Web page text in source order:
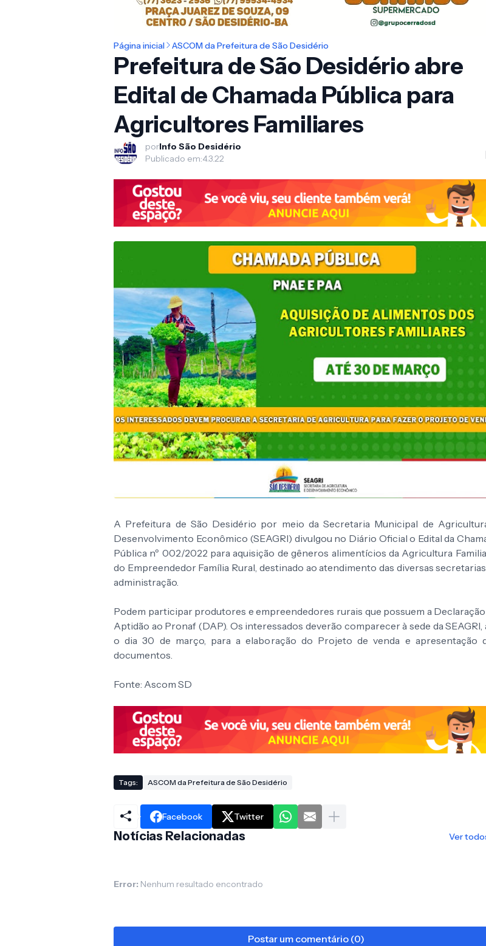
Página inicial ASCOM da Prefeitura de São Desidério
Prefeitura de São Desidério abre
Edital de Chamada Pública para
Agricultores Familiares
porInfo São Desidério
Publicado em:4.3.22
A Prefeitura de São Desidério por meio da Secretaria Municipal de
Desenvolvimento Econômico (SEAGRI) divulgou no Diário Oficial o Edital da
Pública nº 002/2022 para aquisição de gêneros alimentícios da Agricultura
do Empreendedor Família Rural, destinado ao atendimento das diversas
administração.
Podem participar produtores e empreendedores rurais que possuem a
Aptidão ao Pronaf (DAP). Os interessados deverão comparecer à sede da SEAGRI,
o dia 30 de março, para a elaboração do Projeto de venda e apresentação
documentos.
Fonte: Ascom SD
Tags: ASCOM da Prefeitura de São Desidério
Facebook Twitter
Notícias Relacionadas Ver
Error: Nenhum resultado encontrado
Postar um comentário (0)